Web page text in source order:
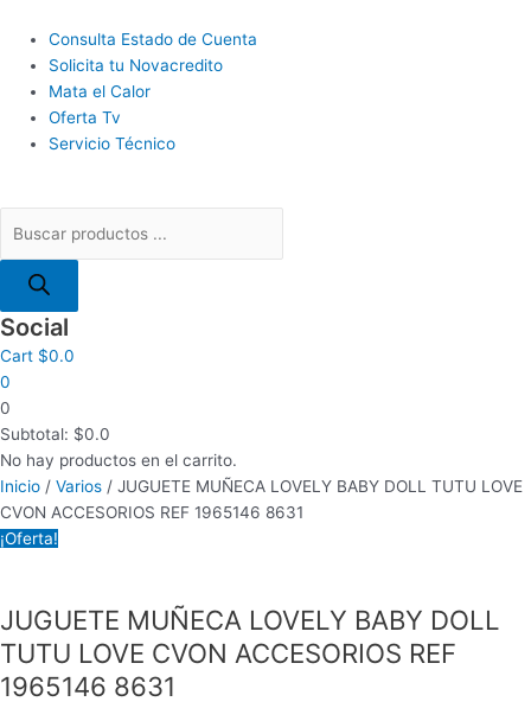
contenido
Main
Menu
Consulta Estado de Cuenta
Solicita tu Novacredito
Mata el Calor
Oferta Tv
Servicio Técnico
productos
Social
Cart $0.0
0
0
Subtotal: $0.0
No hay productos en el carrito.
Inicio / Varios / JUGUETE MUÑECA LOVELY BABY DOLL TUTU LOVE
CVON ACCESORIOS REF 1965146 8631
¡Oferta!
JUGUETE MUÑECA LOVELY BABY DOLL
TUTU LOVE CVON ACCESORIOS REF
1965146 8631
precio
original
era:
$26.0.
precio
actual
es:
$20.0.
TECLADO/MOUSE
MANHATTAN
178990
INALAMBRICO
cantidad
precio
original
era:
$18.0.
precio
actual
es:
precio
original
era:
$10.5.
precio
actual
es:
precio
original
era:
$108.0.
precio
actual